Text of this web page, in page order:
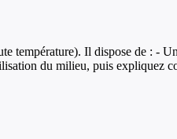
température). Il dispose de : -
du milieu, puis expliquez